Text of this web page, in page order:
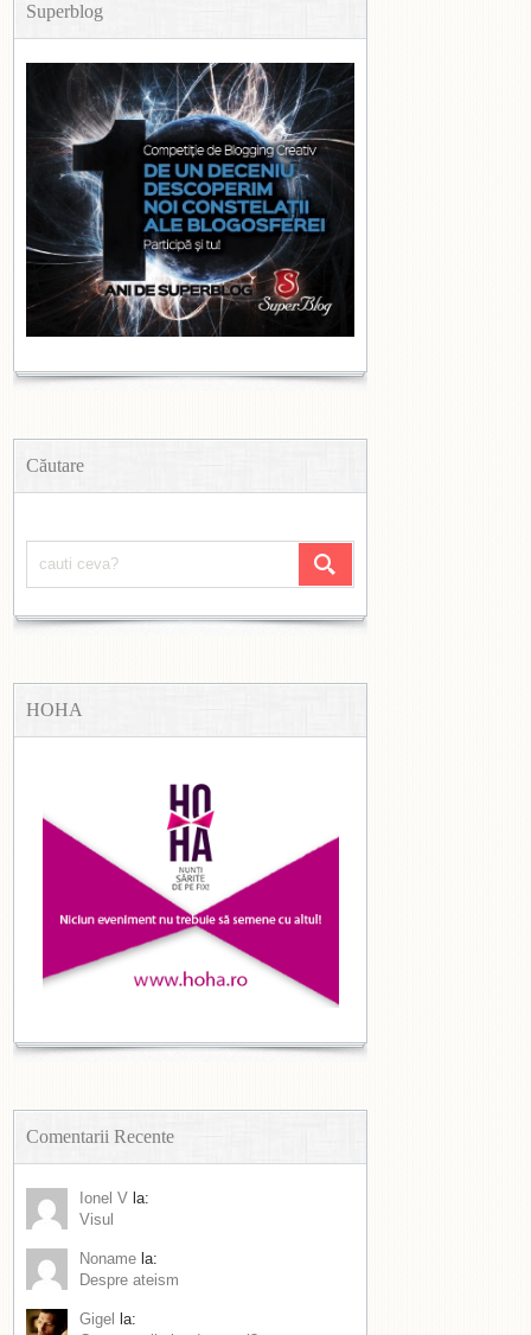
Superblog
Căutare
HOHA
Comentarii Recente
Ionel V la:
Visul
Noname la:
Despre ateism
Gigel
la: